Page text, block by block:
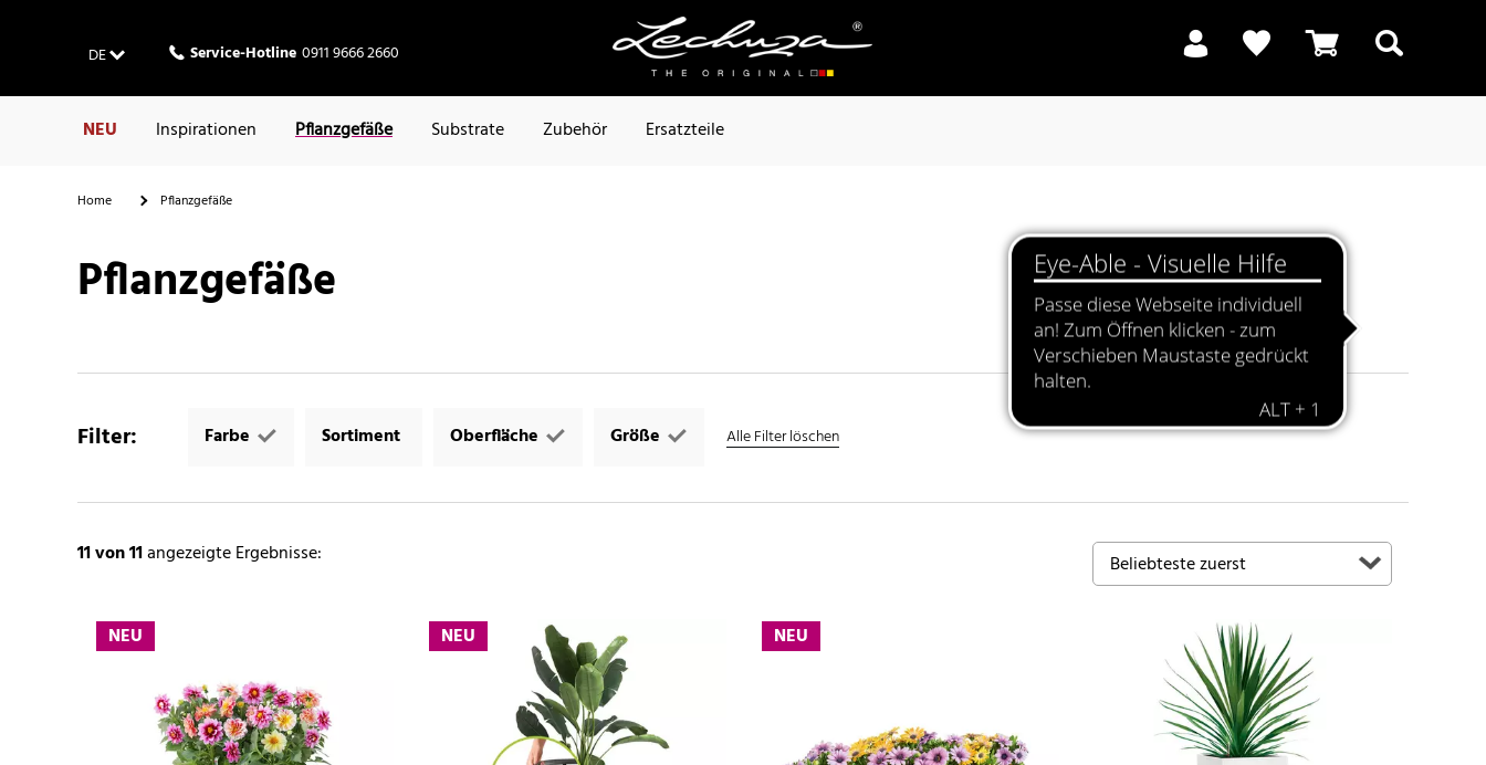
DE Service-Hotline 0911 9666 2660
NEU Inspirationen Pflanzgefäße Substrate Zubehör Ersatzteile
Suchen
Home Pflanzgefäße
Pflanzgefäße
Filter: Farbe Sortiment Oberfläche Größe Alle Filter löschen
11von 11angezeigte Ergebnisse:
NEU NEU NEU